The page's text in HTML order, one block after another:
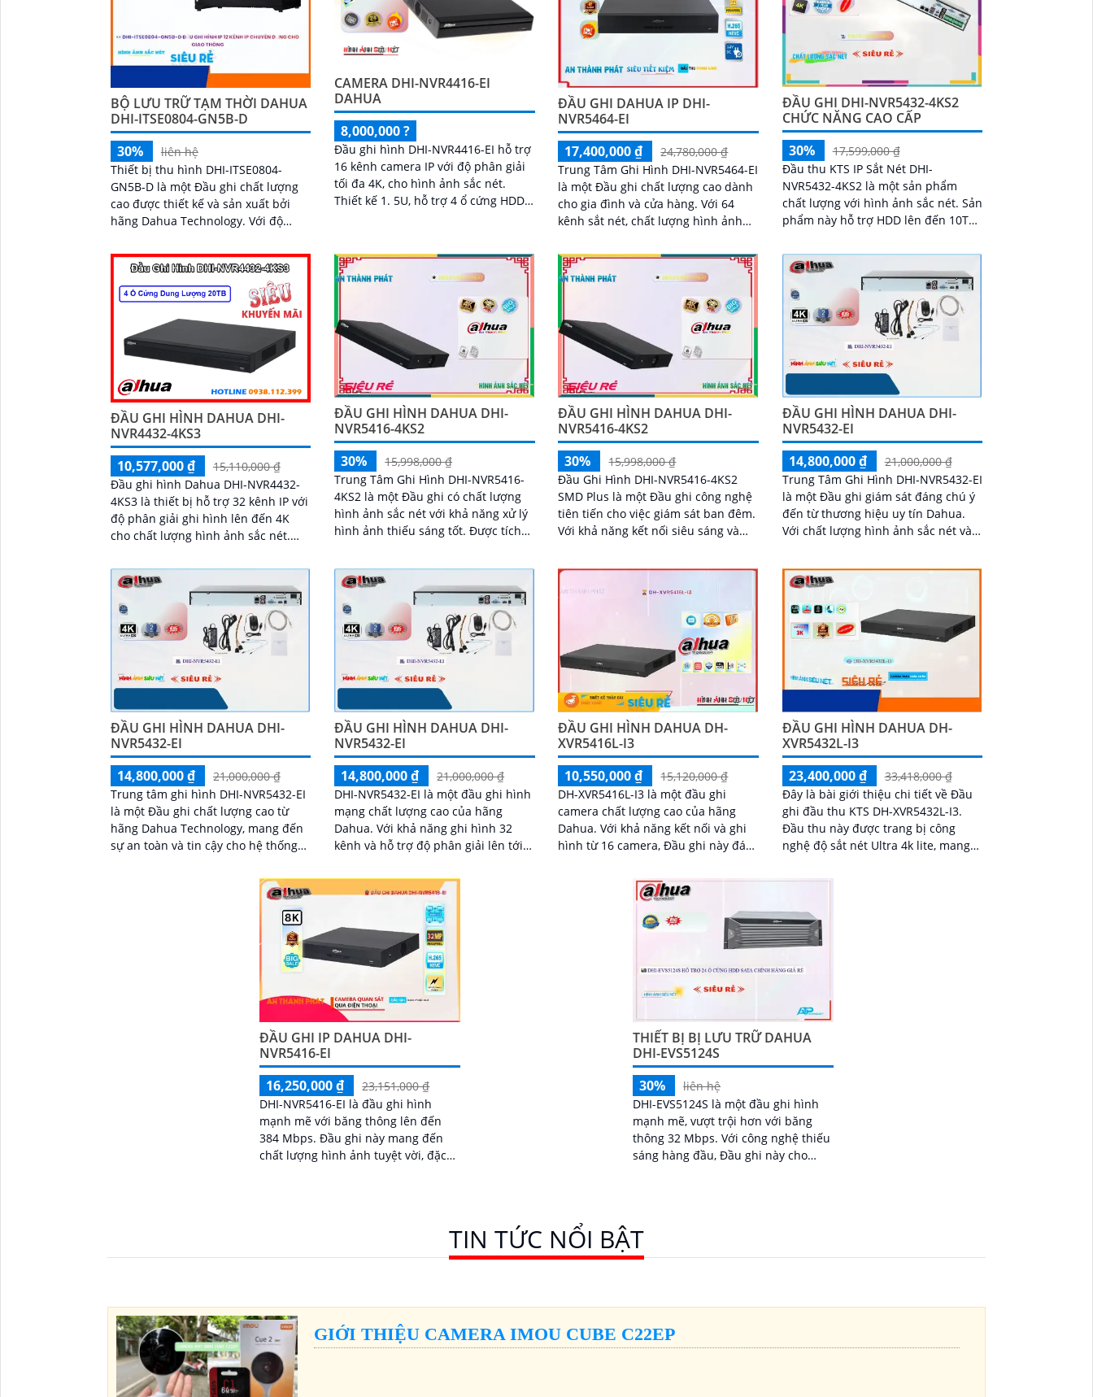
BỘ LƯU TRỮ TẠM THỜI DAHUA
DHI-ITSE0804-GN5B-D
30%
liên hệ
Thiết bị thu hình DHI-ITSE0804-
GN5B-D là một Đầu ghi chất lượng
cao được thiết kế và sản xuất bởi
hãng Dahua Technology. Với độ
video H
CAMERA DHI-NVR4416-EI
DAHUA
8,000,000 ?
Đầu ghi hình DHI-NVR4416-EI hỗ trợ
16 kênh camera IP với độ phân giải
tối đa 4K, cho hình ảnh sắc nét.
Thiết kế 1. 5U, hỗ trợ 4 ổ cứng HDD,
ĐẦU GHI DAHUA IP DHI-
NVR5464-EI
17,400,000 ₫
24,780,000 ₫
Trung Tâm Ghi Hình DHI-NVR5464-EI
là một Đầu ghi chất lượng cao dành
cho gia đình và cửa hàng. Với 64
kênh sắt nét, chất lượng hình ảnh
nghệ IP để dễ dàng kết nối
ĐẦU GHI DHI-NVR5432-4KS2
CHỨC NĂNG CAO CẤP
30%
17,599,000 ₫
Đầu thu KTS IP Sắt Nét DHI-
NVR5432-4KS2 là một sản phẩm
chất lượng với hình ảnh sắc nét. Sản
phẩm này hỗ trợ HDD lên đến 10TB,
ĐẦU GHI HÌNH DAHUA DHI-
NVR4432-4KS3
10,577,000 ₫
15,110,000 ₫
Đầu ghi hình Dahua DHI-NVR4432-
4KS3 là thiết bị hỗ trợ 32 kênh IP với
độ phân giải ghi hình lên đến 4K
cho chất lượng hình ảnh sắc nét.
AI, chuẩn nén H
ĐẦU GHI HÌNH DAHUA DHI-
NVR5416-4KS2
30%
15,998,000 ₫
Trung Tâm Ghi Hình DHI-NVR5416-
4KS2 là một Đầu ghi có chất lượng
hình ảnh sắc nét với khả năng xử lý
hình ảnh thiếu sáng tốt. Được tích
bị khác nhau
ĐẦU GHI HÌNH DAHUA DHI-
NVR5416-4KS2
30%
15,998,000 ₫
Đầu Ghi Hình DHI-NVR5416-4KS2
SMD Plus là một Đầu ghi công nghệ
tiên tiến cho việc giám sát ban đêm.
Với khả năng kết nối siêu sáng và
ĐẦU GHI HÌNH DAHUA DHI-
NVR5432-EI
14,800,000 ₫
21,000,000 ₫
Trung Tâm Ghi Hình DHI-NVR5432-EI
là một Đầu ghi giám sát đáng chú ý
đến từ thương hiệu uy tín Dahua.
Với chất lượng hình ảnh sắc nét và
ĐẦU GHI HÌNH DAHUA DHI-
NVR5432-EI
14,800,000 ₫
21,000,000 ₫
Trung tâm ghi hình DHI-NVR5432-EI
là một Đầu ghi chất lượng cao từ
hãng Dahua Technology, mang đến
sự an toàn và tin cậy cho hệ thống
ĐẦU GHI HÌNH DAHUA DHI-
NVR5432-EI
14,800,000 ₫
21,000,000 ₫
DHI-NVR5432-EI là một đầu ghi hình
mạng chất lượng cao của hãng
Dahua. Với khả năng ghi hình 32
kênh và hỗ trợ độ phân giải lên tới
lưu trữ hình ảnh chất lượng tuyệt
vời
ĐẦU GHI HÌNH DAHUA DH-
XVR5416L-I3
10,550,000 ₫
15,120,000 ₫
DH-XVR5416L-I3 là một đầu ghi
camera chất lượng cao của hãng
Dahua. Với khả năng kết nối và ghi
hình từ 16 camera, Đầu ghi này đáp
ĐẦU GHI HÌNH DAHUA DH-
XVR5432L-I3
23,400,000 ₫
33,418,000 ₫
Đây là bài giới thiệu chi tiết về Đầu
ghi đầu thu KTS DH-XVR5432L-I3.
Đầu thu này được trang bị công
nghệ độ sắt nét Ultra 4k lite, mang
ĐẦU GHI IP DAHUA DHI-
NVR5416-EI
16,250,000 ₫
23,151,000 ₫
DHI-NVR5416-EI là đầu ghi hình
mạnh mẽ với băng thông lên đến
384 Mbps. Đầu ghi này mang đến
chất lượng hình ảnh tuyệt vời, đặc
THIẾT BỊ BỊ LƯU TRỮ DAHUA
DHI-EVS5124S
30%
liên hệ
DHI-EVS5124S là một đầu ghi hình
mạnh mẽ, vượt trội hơn với băng
thông 32 Mbps. Với công nghệ thiếu
sáng hàng đầu, Đầu ghi này cho
TIN TỨC NỔI BẬT
GIỚI THIỆU CAMERA IMOU CUBE C22EP